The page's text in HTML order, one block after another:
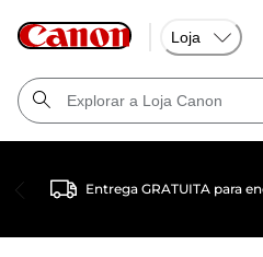
Loja
Entrega GRATUITA para